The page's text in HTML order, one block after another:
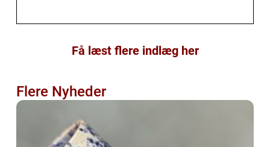
Få læst flere indlæg her
Flere Nyheder